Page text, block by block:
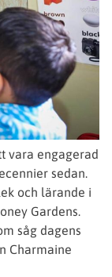
vara engagerad
sedan.
och lärande i
Gardens.
såg dagens
Charmaine